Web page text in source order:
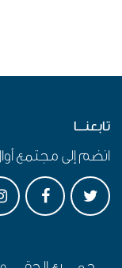
تابعنـــا
انضم إلى مجتمع